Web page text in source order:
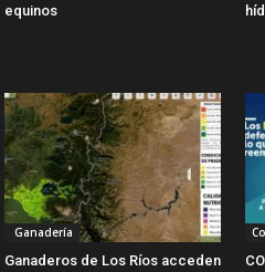
equinos
Ganadería
Ganaderos de Los Ríos acceden